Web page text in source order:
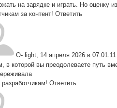
на зарядке и играть. Но оценку
за контент! Ответить
O- light, 14 апреля 2026 в 07:01:11
в которой вы преодолеваете путь
Ответить